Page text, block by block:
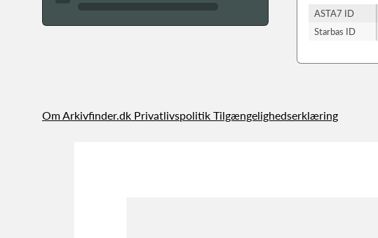
ASTA7 ID
Starbas ID
Om Arkivfinder.dk Privatlivspolitik Tilgængelighedserklæring